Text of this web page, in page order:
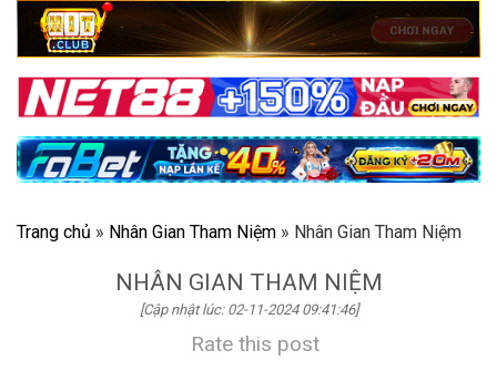
Trang chủ » Nhân Gian Tham Niệm » Nhân Gian Tham Niệm
NHÂN GIAN THAM NIỆM
[Cập nhật lúc: 02-11-2024 09:41:46]
Rate this post